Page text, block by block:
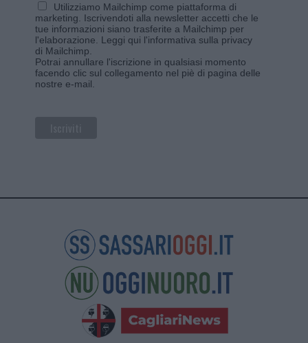
Utilizziamo Mailchimp come piattaforma di
marketing. Iscrivendoti alla newsletter accetti che le
tue informazioni siano trasferite a Mailchimp per
l'elaborazione. Leggi qui l'informativa sulla privacy
di Mailchimp
Potrai annullare l'iscrizione in qualsiasi momento
facendo clic sul collegamento nel piè di pagina delle
nostre e-mail.